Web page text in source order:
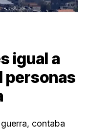
igual a
personas
contaba